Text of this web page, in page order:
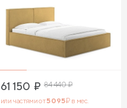
61 150 ₽ 84 440₽
или частями от5 095₽ в мес.